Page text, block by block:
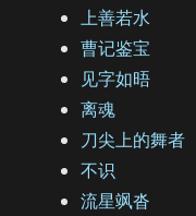
上善若水
曹记鉴宝
见字如晤
离魂
刀尖上的舞者
不识
流星飒沓